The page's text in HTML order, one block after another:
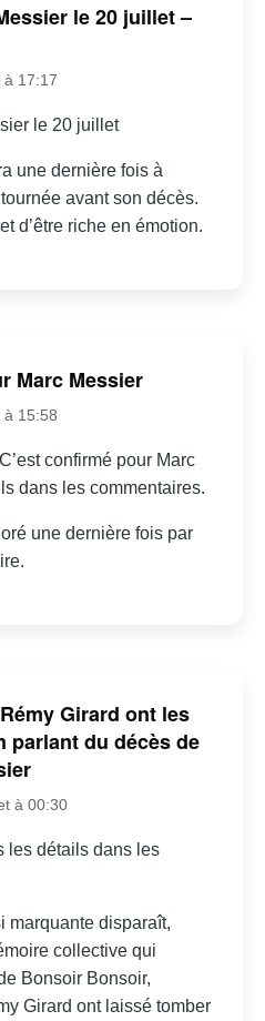
le 20 juillet –
à 17:17
le 20 juillet
une dernière fois à
avant son décès.
d’être riche en émotion.
Marc Messier
à 15:58
confirmé pour Marc
dans les commentaires.
une dernière fois par
Girard ont les
parlant du décès de
à 00:30
les détails dans les
marquante disparaît,
collective qui
Bonsoir Bonsoir,
Girard ont laissé tomber